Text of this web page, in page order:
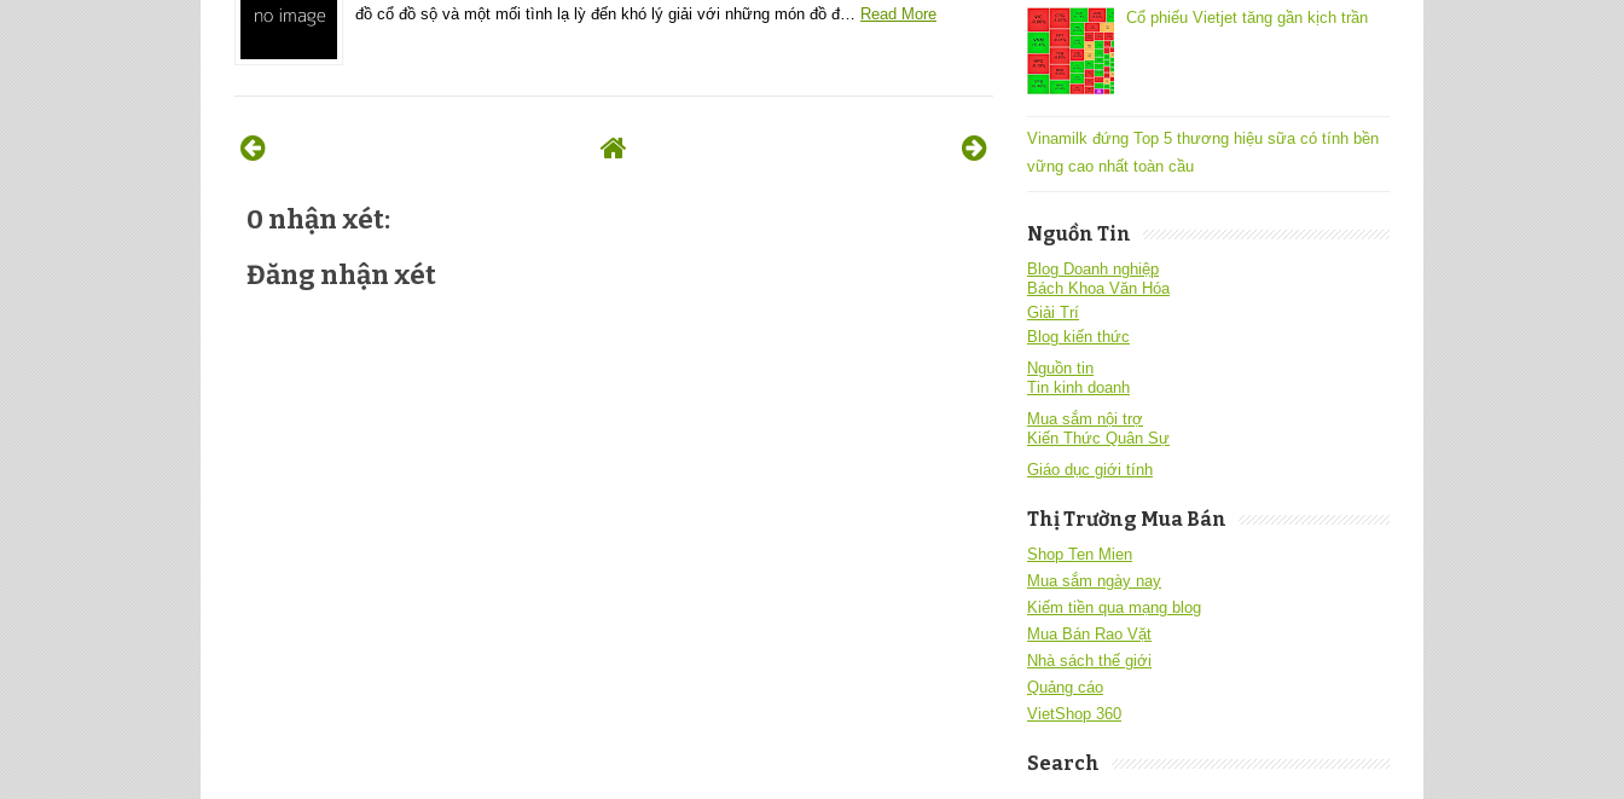
đồ cổ đồ sộ và một mối tình lạ lỳ đến khó lý giải với những món đồ đ…
Read More
0 nhận xét:
Đăng nhận xét
Cổ phiếu Vietjet tăng gần kịch trần
Vinamilk đứng Top 5 thương hiệu sữa có tính bền
vững cao nhất toàn cầu
Nguồn Tin
Blog Doanh nghiệp
Bách Khoa Văn Hóa
Giải Trí
Blog kiến thức
Nguồn tin
Tin kinh doanh
Mua sắm nội trợ
Kiến Thức Quân Sự
Giáo dục giới tính
Thị Trường Mua Bán
Shop Ten Mien
Mua sắm ngày nay
Kiếm tiền qua mạng blog
Mua Bán Rao Vặt
Nhà sách thế giới
Quảng cáo
VietShop 360
Search